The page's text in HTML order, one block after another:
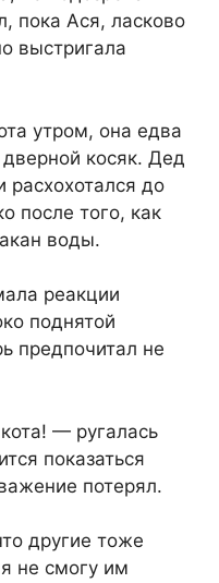
пока Ася, ласково
выстригала
утром, она едва
косяк. Дед
расхохотался до
после того, как
воды.
реакции
поднятой
предпочитал не
— ругалась
показаться
потерял.
другие тоже
не смогу им